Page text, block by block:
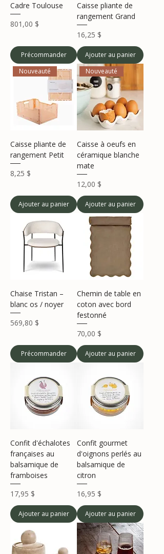
Cadre Toulouse
Prix
801,00 $
Précommander
Caisse pliante de
rangement Grand
Prix
16,25 $
Ajouter au panier
Nouveauté
Caisse pliante de
rangement Petit
Prix
8,25 $
Ajouter au panier
Nouveauté
Caisse à oeufs en
céramique blanche
mate
Prix
12,00 $
Ajouter au panier
Chaise Tristan –
blanc os / noyer
Prix
569,80 $
Précommander
Chemin de table en
coton avec bord
festonné
Prix
70,00 $
Ajouter au panier
Confit d'échalotes
françaises au
balsamique de
framboises
Prix
17,95 $
Ajouter au panier
Confit gourmet
d'oignons perlés au
balsamique de
citron
Prix
16,95 $
Ajouter au panier